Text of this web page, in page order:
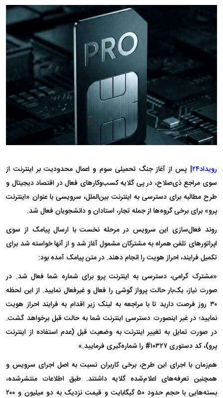
رویداد۲۴|
پس از آغاز جنگ تحمیلی سوم و اعمال محدودیت بر اینترنت از
سوی مراجع ذی‌صلاح، در پی گلایه کسب‌وکار‌های فعال در اقتصاد دیجیتال و
طرح مطالبه برای دسترسی به اینترنت بین‌الملل، سرویسی با عنوان «اینترنت
پرو» برای برخی گروه‌ها از جمله تجار، استادان و دانشجویان فعال شد.
روند فعال‌سازی این سرویس در مرحله نخست با ارسال پیامک از سوی
اپراتور‌های تلفن همراه به مشترکان مشمول آغاز شد و از آنها خواسته شد برای
تکمیل فرایند، احراز هویت را انجام دهند. در متن پیامک آمده بود:
«مشترک گرامی، دسترسی به اینترنت پرو برای شماره شما فعال شد. در
صورت نیاز، یک‌بار حالت پرواز گوشی را فعال و غیرفعال نمایید. از این لحظه
۳۰ روز فرصت دارید تا با مراجعه به لینک زیر اقدام به فرایند احراز هویت
نمایید؛ در غیر اینصورت دسترسی اینترنت شما به حالت قبل برخواهد گشت.
در صورت تمایل به تغییر اینترنت به وضعیت قبل (عدم استفاده از اینترنت
پرو)، کد دستوری ۱۰۳۲۷# را شماره‌گیری فرمایید.»
هم‌زمان با اجرای این طرح، برخی کاربران نسبت به اصل اجرای سرویس و
همچنین تعرفه‌های اعلام‌شده گلایه داشتند. طبق اطلاعات منتشرشده،
بسته‌هایی با حجم حدود ۵۰ گیگابایت و قیمت نزدیک به دو میلیون و ۲۰۰